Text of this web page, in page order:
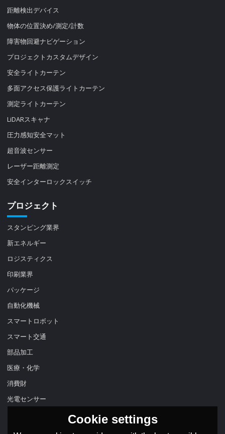
距離検出デバイス
物体の位置決め/測定/計数
障害物回避ナビゲーション
プロジェクトカスタムデザイン
安全ライトカーテン
多面アクセス保護ライトカーテン
測定ライトカーテン
LiDARスキャナ
圧力感知安全マット
超音波センサー
レーザー距離測定
安全インターロックスイッチ
プロジェクト
スタンピング業界
新エネルギー
ロジスティクス
印刷業界
パッケージ
自動化機械
スマートロボット
スマート交通
部品加工
医療・化学
消費財
光電センサー
Cookie settings